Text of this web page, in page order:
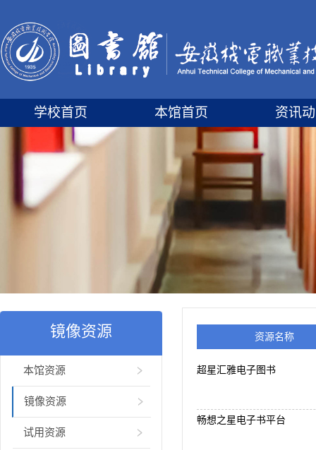
学校首页 本馆首页 资讯
镜像资源
本馆资源
镜像资源
试用资源
资源名称
超星汇雅电子图书
畅想之星电子书平台